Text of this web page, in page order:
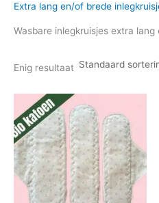
Extra lang en/of brede
Wasbare inlegkruisjes extra
Enig resultaat
Prijsklasse:
€5.95
tot
€17.95
product
heeft
meerdere
variaties.
Deze
optie